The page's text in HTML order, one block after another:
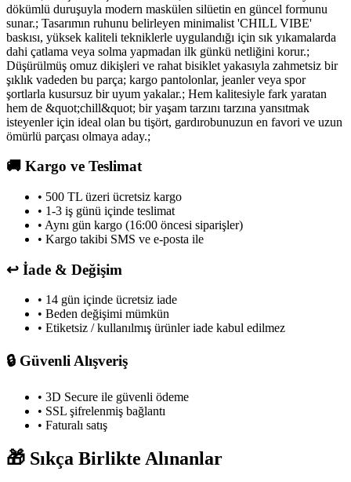
dökümlü duruşuyla modern maskülen silüetin en güncel formunu
sunar.; Tasarımın ruhunu belirleyen minimalist 'CHILL VIBE'
baskısı, yüksek kaliteli tekniklerle uygulandığı için sık yıkamalarda
dahi çatlama veya solma yapmadan ilk günkü netliğini korur.;
Düşürülmüş omuz dikişleri ve rahat bisiklet yakasıyla zahmetsiz bir
şıklık vadeden bu parça; kargo pantolonlar, jeanler veya spor
şortlarla kusursuz bir uyum yakalar.; Hem kalitesiyle fark yaratan
hem de &quot;chill&quot; bir yaşam tarzını tarzına yansıtmak
isteyenler için ideal olan bu tişört, gardırobunuzun en favori ve uzun
ömürlü parçası olmaya aday.;
🚚 Kargo ve Teslimat
• 500 TL üzeri ücretsiz kargo
• 1-3 iş günü içinde teslimat
• Aynı gün kargo (16:00 öncesi siparişler)
• Kargo takibi SMS ve e-posta ile
↩️ İade & Değişim
• 14 gün içinde ücretsiz iade
• Beden değişimi mümkün
• Etiketsiz / kullanılmış ürünler iade kabul edilmez
🔒 Güvenli Alışveriş
• 3D Secure ile güvenli ödeme
• SSL şifrelenmiş bağlantı
• Faturalı satış
🎁 Sıkça Birlikte Alınanlar